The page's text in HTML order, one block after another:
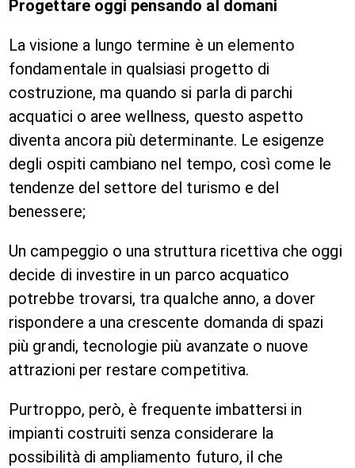
Progettare oggi pensando al domani
La visione a lungo termine è un elemento
fondamentale in qualsiasi progetto di
costruzione, ma quando si parla di parchi
acquatici o aree wellness, questo aspetto
diventa ancora più determinante. Le esigenze
degli ospiti cambiano nel tempo, così come le
tendenze del settore del turismo e del
benessere;
Un campeggio o una struttura ricettiva che oggi
decide di investire in un parco acquatico
potrebbe trovarsi, tra qualche anno, a dover
rispondere a una crescente domanda di spazi
più grandi, tecnologie più avanzate o nuove
attrazioni per restare competitiva.
Purtroppo, però, è frequente imbattersi in
impianti costruiti senza considerare la
possibilità di ampliamento futuro, il che